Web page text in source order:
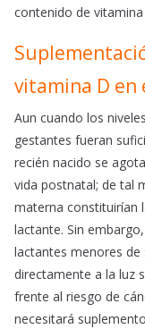
contenido de
vitamina D en
Aun cuando los
gestantes fueran
recién nacido se
vida postnatal; de tal
materna constituirían
lactante. Sin
lactantes menores de
directamente a la luz
frente al riesgo de
necesitará